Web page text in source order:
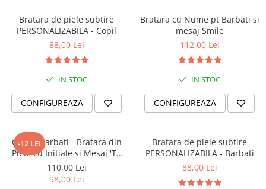
Bratara de piele subtire
PERSONALIZABILA - Copil
88,00 Lei
IN STOC
CONFIGUREAZA
Bratara cu Nume pt Barbati si
mesaj Smile
112,00 Lei
IN STOC
CONFIGUREAZA
-12 LEI
Cadou Barbati - Bratara din
Piele cu Initiale si Mesaj 'Te
Iubesc'
110,00 Lei
98,00 Lei
Bratara de piele subtire
PERSONALIZABILA - Barbati
88,00 Lei